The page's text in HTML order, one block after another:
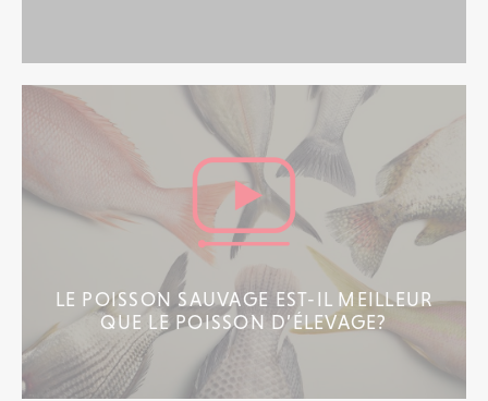
LE POISSON SAUVAGE EST-IL MEILLEUR
QUE LE POISSON D’ÉLEVAGE?